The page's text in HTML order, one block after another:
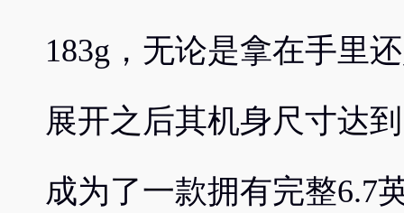
183g，无论是拿在手里
展开之后其机身尺寸达
成为了一款拥有完整6.7